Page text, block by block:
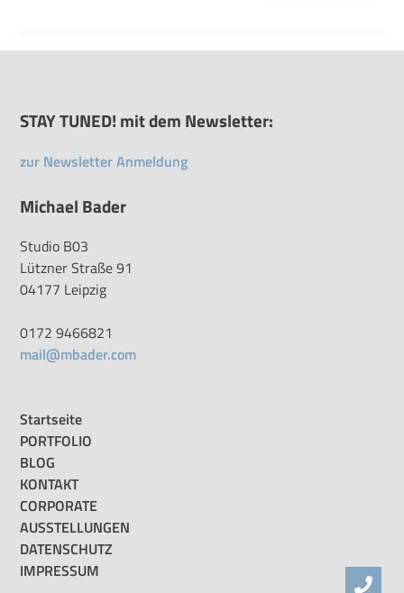
STAY TUNED! mit dem Newsletter:
zur Newsletter Anmeldung
Michael Bader
Studio B03
Lützner Straße 91
04177 Leipzig
0172 9466821
mail@mbader.com
Startseite
PORTFOLIO
BLOG
KONTAKT
CORPORATE
AUSSTELLUNGEN
DATENSCHUTZ
IMPRESSUM